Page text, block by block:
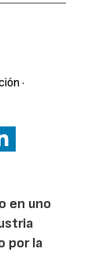
·
en uno
por la